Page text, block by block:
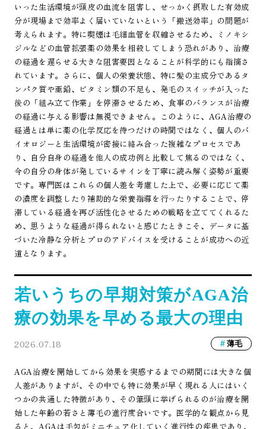
いった生活環境が頭皮の血流を阻害し、せっかく摂取した有効成
分が現場まで効率よく届いていないという「搬送効率」の問題が
考えられます。特に喫煙は毛細血管を収縮させるため、ミノキシ
ジルなどの血管拡張薬の効果を相殺してしまう恐れがあり、治療
の経過を遅らせる大きな阻害要因となることが科学的にも指摘さ
れています。さらに、個人の栄養状態、特に髪の主成分であるタ
ンパク質や亜鉛、ビタミン類の不足も、発毛のスイッチが入った
後の「組み立て作業」を停滞させるため、食事のバランスが治療
の経過に与える影響は無視できません。このように、AGA治療の
経過とは単に薬の化学反応を待つだけの時間ではなく、個人のバ
イオロジーと生活環境が密接に絡み合った複雑なプロセスであ
り、自分自身の経過を他人の成功例と比較して焦るのではなく、
今の自分の身体が発しているサインを丁寧に読み解く姿勢が重要
です。専門医はこれらの個人差を考慮した上で、必要に応じて薬
の濃度を調整したり補助的な栄養指導を行ったりすることで、停
滞している経過を再び活性化させるための戦略を立ててくれるた
め、思うような経過が得られないと感じたときこそ、データに基
づいた冷静な分析とプロのアドバイスを受けることが成功への近
道となります。
若いうちの早期対策がAGA治
療の効果を早める最大の理由
2026.07.18 薄毛
AGA治療を開始してから効果を実感するまでの期間には大きな個
人差がありますが、その中でも特に効果が早く現れる人にはいく
つかの共通した特徴があり、その筆頭に挙げられるのが治療を開
始した年齢の若さと薄毛の進行度合いです。医学的な観点から見
ると、AGAは毛包がミニチュア化していく進行性の疾患であり、